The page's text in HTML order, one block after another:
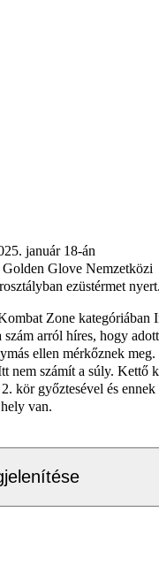
január 18-án
Glove Nemzetközi
ezüstérmet
Zone kategóriában
arról híres, hogy adott
ellen mérkőznek meg.
nem számít a súly. Kettő
kör győztesével és ennek
van.